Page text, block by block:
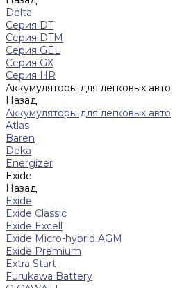
Delta
Серия DT
Серия DTM
Серия GEL
Серия GХ
Серия HR
Аккумуляторы для легковых авто
Назад
Аккумуляторы для легковых авто
Atlas
Baren
Deka
Energizer
Exide
Назад
Exide
Exide Classic
Exide Excell
Exide Micro-hybrid AGM
Exide Premium
Extra Start
Furukawa Battery